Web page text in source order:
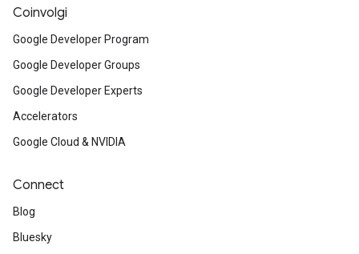
Coinvolgi
Google Developer Program
Google Developer Groups
Google Developer Experts
Accelerators
Google Cloud & NVIDIA
Connect
Blog
Bluesky